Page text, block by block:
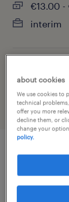
€13.00 -
interim
descriptif
about cookies
We use cookies to
technical
offer you more
decline them, or
change your
policy.